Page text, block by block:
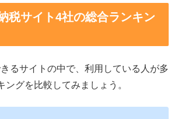
税サイト4社の総合ランキン
るサイトの中で、利用している人が多
ングを比較してみましょう。